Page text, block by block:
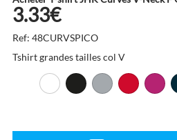
3.33€
Ref: 48CURVSPICO
Tshirt grandes tailles col V